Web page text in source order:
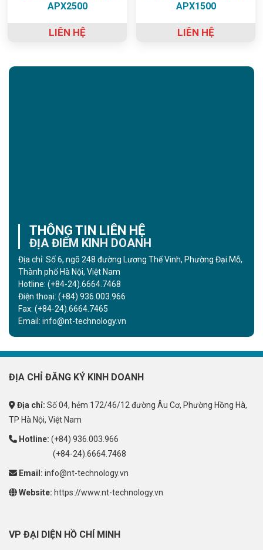
APX2500
LIÊN HỆ
APX1500
LIÊN HỆ
THÔNG TIN LIÊN HỆ
ĐỊA ĐIỂM KINH DOANH
Địa chỉ: Số 6, ngõ 248 đường Lương Thế Vinh, Phường Đại Mỗ,
Thành phố Hà Nội, Việt Nam
Hotline: (+84-24).6664.7468
Điện thoại: (+84) 936.003.966
Fax: (+84-24).6664.7465
Email: info@nt-technology.vn
ĐỊA CHỈ ĐĂNG KÝ KINH DOANH
Địa chỉ: Số 04, hẻm 172/46/12 đường Âu Cơ, Phường Hồng Hà,
TP Hà Nội, Việt Nam
Hotline: (+84) 936.003.966
(+84-24).6664.7468
Email: info@nt-technology.vn
Website: https://www.nt-technology.vn
VP ĐẠI DIỆN HỒ CHÍ MINH